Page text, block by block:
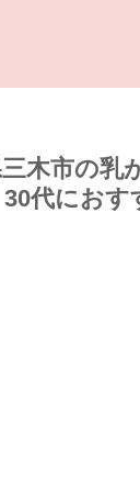
木市の乳
代にお